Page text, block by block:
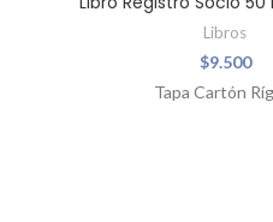
Libros
$9.500
Tapa Cartón